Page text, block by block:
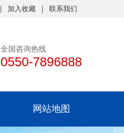
加入收藏 联系我们
全国咨询热线
0550-7896888
网站地图